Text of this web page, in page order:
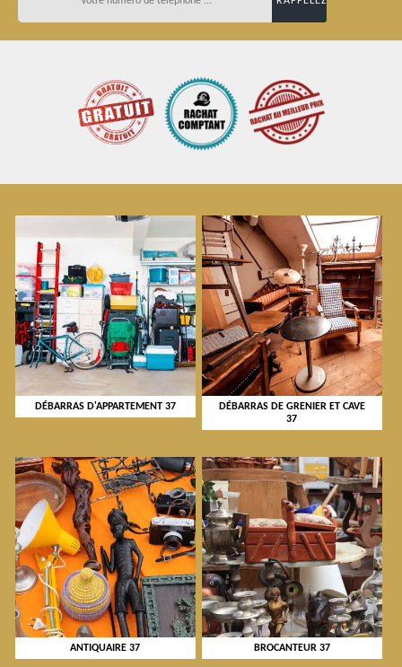
DÉBARRAS D'APPARTEMENT 37
DÉBARRAS DE GRENIER ET CAVE
37
ANTIQUAIRE 37 BROCANTEUR 37